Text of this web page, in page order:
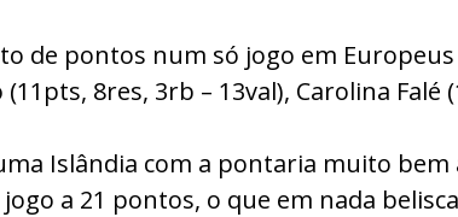
de pontos num só jogo em Europeus
8res, 3rb – 13val), Carolina Falé
Islândia com a pontaria muito bem
a 21 pontos, o que em nada